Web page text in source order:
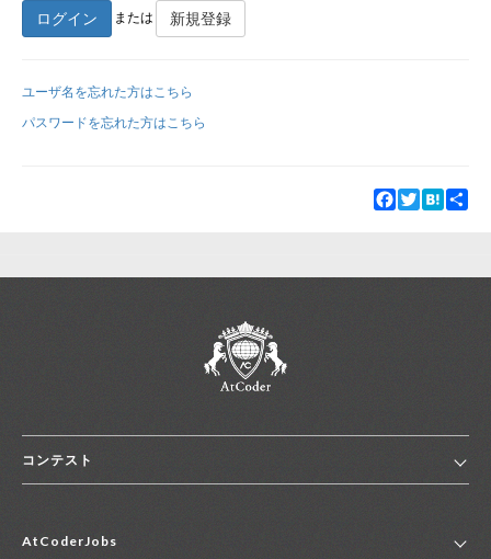
新規登録
ログイン または 新規登録
ユーザ名を忘れた方はこちら
パスワードを忘れた方はこちら
Facebook
TwitterHatena
コンテスト
コンテスト一覧
AtCoderJobs